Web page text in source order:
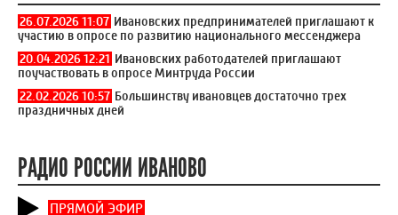
26.07.2026 11:07 Ивановских предпринимателей приглашают к
участию в опросе по развитию национального мессенджера
20.04.2026 12:21 Ивановских работодателей приглашают
поучаствовать в опросе Минтруда России
22.02.2026 10:57 Большинству ивановцев достаточно трех
праздничных дней
РАДИО РОССИИ ИВАНОВО
ПРЯМОЙ ЭФИР